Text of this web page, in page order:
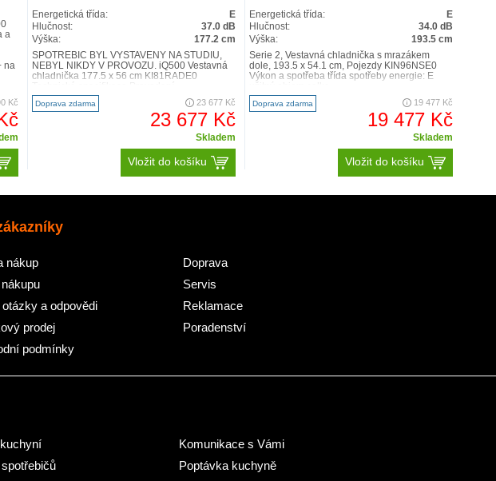
a
na
Kč
Energetická třída:
E
Hlučnost:
37.0 dB
Výška:
177.2 cm
SPOTŘEBIČ BYL VYSTAVENÝ NA STUDIU,
NEBYL NIKDY V PROVOZU. iQ500 Vestavná
chladnička 177.5 x 56 cm KI81RADE0
Doprava zdarma 23 677 Kč
23 677 Kč
Skladem
Vložit do košíku
Energetická třída:
E
Hlučnost:
34.0 dB
Výška:
193.5 cm
Serie 2, Vestavná chladnička s mrazákem
dole, 193.5 x 54.1 cm, Pojezdy KIN96NSE0
Výkon a spotřeba třída spotřeby energie: E
Doprava zdarma 19 477 Kč
19 477 Kč
Skladem
Vložit do košíku
nákup
a odpovědi
prodej
podmínky
Doprava
Servis
Reklamace
Poradenství
Komunikace s Vámi
Poptávka kuchyně